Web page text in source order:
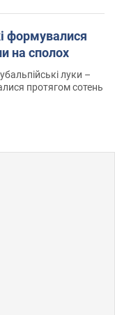
формувалися
на сполох
луки –
протягом сотень